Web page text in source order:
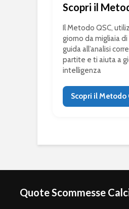
Scopri il
Il Metodo QSC,
giorno da migliaia
guida all’analisi
partite e ti aiuta a
intelligenza
Scopri il Metodo
Quote Scommesse